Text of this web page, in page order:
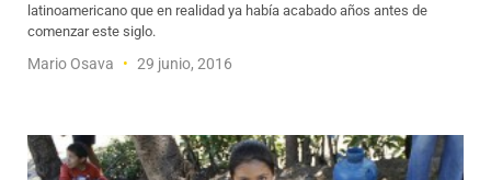
latinoamericano que en realidad ya había acabado años antes de
comenzar este siglo.
Mario Osava 29 junio, 2016